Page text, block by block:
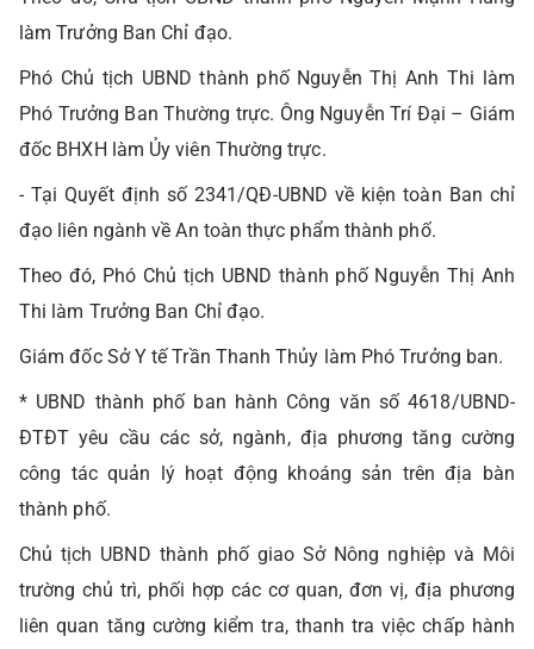
làm Trưởng Ban Chỉ đạo.
Phó Chủ tịch UBND thành phố Nguyễn Thị Anh Thi làm
Phó Trưởng Ban Thường trực. Ông Nguyễn Trí Đại – Giám
đốc BHXH làm Ủy viên Thường trực.
- Tại Quyết định số 2341/QĐ-UBND về kiện toàn Ban chỉ
đạo liên ngành về An toàn thực phẩm thành phố.
Theo đó, Phó Chủ tịch UBND thành phố Nguyễn Thị Anh
Thi làm Trưởng Ban Chỉ đạo.
Giám đốc Sở Y tế Trần Thanh Thủy làm Phó Trưởng ban.
* UBND thành phố ban hành Công văn số 4618/UBND-
ĐTĐT yêu cầu các sở, ngành, địa phương tăng cường
công tác quản lý hoạt động khoáng sản trên địa bàn
thành phố.
Chủ tịch UBND thành phố giao Sở Nông nghiệp và Môi
trường chủ trì, phối hợp các cơ quan, đơn vị, địa phương
liên quan tăng cường kiểm tra, thanh tra việc chấp hành